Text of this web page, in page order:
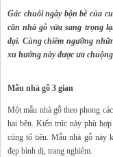
Gác chuỗi ngày bộn bề của
căn nhà gỗ vừa sang trọng
đại. Cùng chiêm ngưỡng
xu hướng này được ưa
Mẫu nhà gỗ 3 gian
Một mẫu nhà gỗ theo phong
hai bên. Kiến trúc này phù
cúng tổ tiên. Mẫu nhà gỗ này
đẹp bình dị, trang nghiêm.